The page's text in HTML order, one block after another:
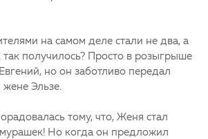
на самом деле стали не два, а
так получилось? Просто в розыгрыше
но он заботливо передал
Эльзе.
тому, что, Женя стал
Но когда он предложил